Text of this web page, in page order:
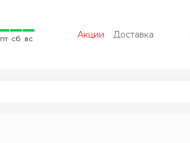
пт сб вс Акции Доставка